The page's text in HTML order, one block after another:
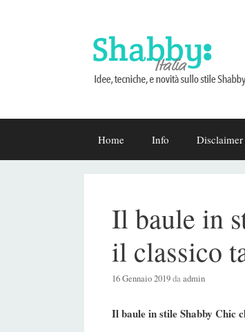
Home Info Disclaimer
Il baule in
il classico
16 Gennaio 2019daadmin
Il baule in stile Shabby Chic